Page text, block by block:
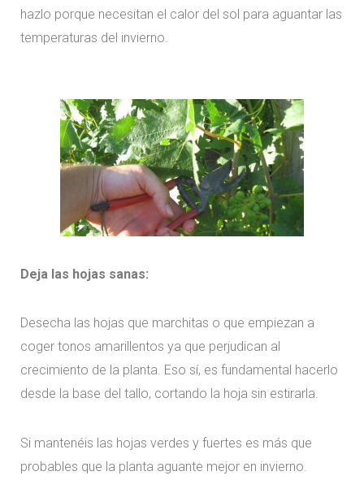
hazlo porque necesitan el calor del sol para aguantar las
temperaturas del invierno.
Deja las hojas sanas:
Desecha las hojas que marchitas o que empiezan a
coger tonos amarillentos ya que perjudican al
crecimiento de la planta. Eso sí, es fundamental hacerlo
desde la base del tallo, cortando la hoja sin estirarla.
Si mantenéis las hojas verdes y fuertes es más que
probables que la planta aguante mejor en invierno.